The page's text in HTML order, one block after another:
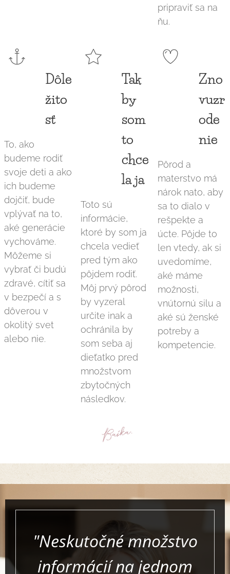
pripraviť sa na
ňu.
Dôle
žito
sť
To, ako
budeme rodiť
svoje deti a ako
ich budeme
dojčiť, bude
vplývať na to,
aké generácie
vychováme.
Môžeme si
vybrať či budú
zdravé, cítiť sa
v bezpečí a s
dôverou v
okolitý svet
alebo nie.
Tak
by
som
to
chce
la ja
Toto sú
informácie,
ktoré by som ja
chcela vedieť
pred tým ako
pôjdem rodiť.
Môj prvý pôrod
by vyzeral
určite inak a
ochránila by
som seba aj
dieťatko pred
množstvom
zbytočných
následkov.
Zno
vuzr
ode
nie
Pôrod a
materstvo má
nárok nato, aby
sa to dialo v
rešpekte a
úcte. Pôjde to
len vtedy, ak si
uvedomíme,
aké máme
možnosti,
vnútornú silu a
aké sú ženské
potreby a
kompetencie.
"Neskutočné množstvo
informácií na jednom